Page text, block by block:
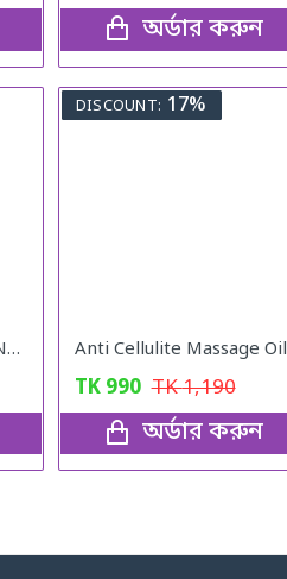
অর্ডার করুন
16 pcs Stainless Steel Nail Cutter Clipper Tool Box Set For Personal Care Manicure Set
DISCOUNT: 17%
Anti Cellulite Massage Oil
TK 990 TK1,190
অর্ডার করুন